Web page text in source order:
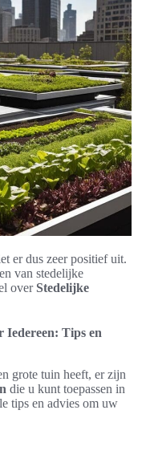
er dus zeer positief uit.
van stedelijke
overStedelijke
Tips en
grote tuin heeft, er zijn
die u kunt toepassen in
tips en advies om uw